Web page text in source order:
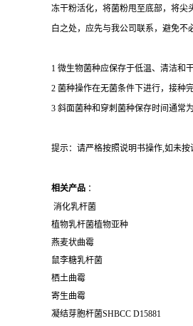
冻干粉活化，将菌粉甩至底部，将尖
白之处，应先与我公司联系，避免不
1 微生物菌种应保存于低温、清洁和
2 菌种操作在无菌条件下进行，接种
3 斜面菌种和穿刺菌种保存时间通常
提示：请严格按照说明书操作,如未
相关产品 ：
消化乳杆菌
植物乳杆菌植物亚种
燕麦状曲霉
鼠李糖乳杆菌
栖土曲霉
寄生曲霉
凝结芽胞杆菌SHBCC D15881